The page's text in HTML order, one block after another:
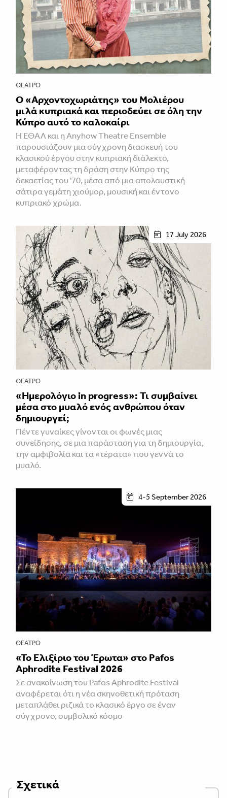
ΘΈΑΤΡΟ
Ο «Αρχοντοχωριάτης» του Μολιέρου
μιλά κυπριακά και περιοδεύει σε όλη την
Κύπρο αυτό το καλοκαίρι
Η ΕΘΑΛ και η Anyhow Theatre Ensemble
παρουσιάζουν μια σύγχρονη διασκευή του
κλασικού έργου στην κυπριακή διάλεκτο,
μεταφέροντας τη δράση στην Κύπρο της
δεκαετίας του '70, μέσα από μια απολαυστική
σάτιρα γεμάτη χιούμορ, μουσική και έντονο
κυπριακό χρώμα.
17 July 2026
ΘΈΑΤΡΟ
«Ημερολόγιο in progress»: Τι συμβαίνει
μέσα στο μυαλό ενός ανθρώπου όταν
δημιουργεί;
Πέντε γυναίκες γίνονται οι φωνές μιας
συνείδησης, σε μια παράσταση για τη δημιουργία,
την αμφιβολία και τα «τέρατα» που γεννά το
μυαλό.
4-5 September 2026
ΘΈΑΤΡΟ
«Το Ελιξίριο του Έρωτα» στο Pafos
Aphrodite Festival 2026
Σε ανακοίνωση του Pafos Aphrodite Festival
αναφέρεται ότι η νέα σκηνοθετική πρόταση
μεταπλάθει ριζικά το κλασικό έργο σε έναν
σύγχρονο, συμβολικό κόσμο
Σχετικά